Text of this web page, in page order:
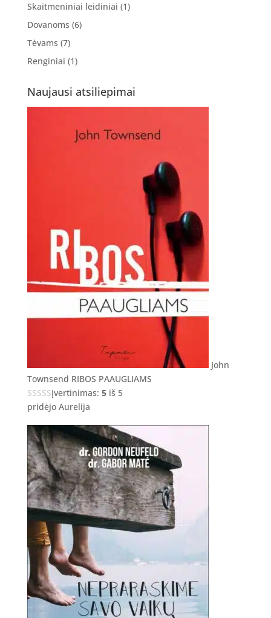
Skaitmeniniai leidiniai (1)
Dovanoms (6)
Tėvams (7)
Renginiai (1)
Naujausi atsiliepimai
John
Townsend RIBOS PAAUGLIAMS
Įvertinimas: 5iš 5
pridėjo Aurelija